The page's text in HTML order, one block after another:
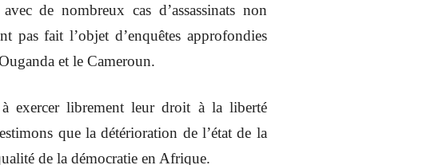
de nombreux cas d’assassinats non
pas fait l’objet d’enquêtes approfondies
et le Cameroun.
exercer librement leur droit à la liberté
que la détérioration de l’état de la
de la démocratie en Afrique.